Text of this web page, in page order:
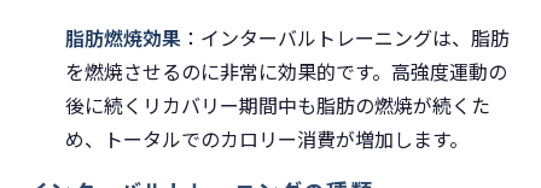
脂肪燃焼効果 ：インターバルトレーニングは、脂肪
を燃焼させるのに非常に効果的です。高強度運動の
後に続くリカバリー期間中も脂肪の燃焼が続くた
め、トータルでのカロリー消費が増加します。